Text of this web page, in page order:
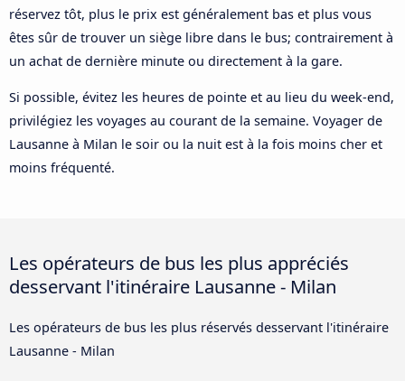
réservez tôt, plus le prix est généralement bas et plus vous
êtes sûr de trouver un siège libre dans le bus; contrairement à
un achat de dernière minute ou directement à la gare.
Si possible, évitez les heures de pointe et au lieu du week-end,
privilégiez les voyages au courant de la semaine. Voyager de
Lausanne à Milan le soir ou la nuit est à la fois moins cher et
moins fréquenté.
Les opérateurs de bus les plus appréciés
desservant l'itinéraire Lausanne - Milan
Les opérateurs de bus les plus réservés desservant l'itinéraire
Lausanne - Milan